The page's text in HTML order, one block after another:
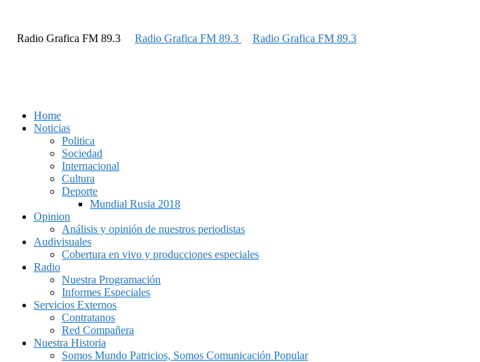
Home
Noticias
Politica
Sociedad
Internacional
Cultura
Deporte
Mundial Rusia 2018
Opinion
Análisis y opinión de nuestros periodistas
Audivisuales
Cobertura en vivo y producciones especiales
Radio
Nuestra Programación
Informes Especiales
Servicios Externos
Contratanos
Red Compañera
Nuestra Historia
Somos Mundo Patricios, Somos Comunicación Popular